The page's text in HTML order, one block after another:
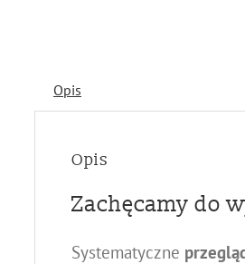
Opis
Opis
Zachęcamy do
Systematyczne